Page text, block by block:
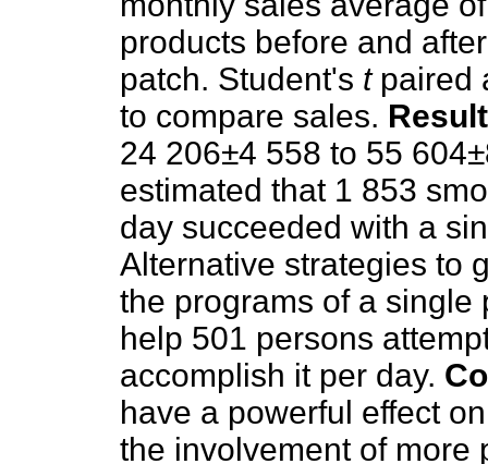
products before and
patch. Student's tpaired
to compare sales.
24 206±4 558 to 55
estimated that 1 853
day succeeded with a
Alternative strategies to
the programs of a single
help 501 persons
accomplish it per day.
have a powerful effect
the involvement of more